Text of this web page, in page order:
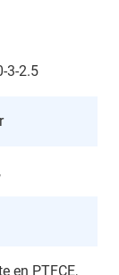
3-2.5
en PTFCE,